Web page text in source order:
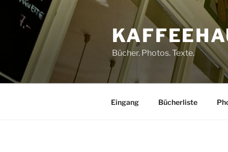
Inhalt
springen
Bücher. Photos. Texte.
Eingang Bücherliste